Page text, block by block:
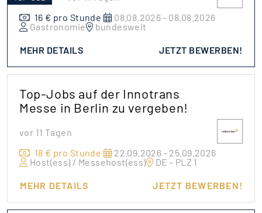
16 € pro Stunde
08.08.2026 - 08.08.2026
Gastronomie
bundesweit
MEHR DETAILS JETZT BEWERBEN!
Top-Jobs auf der Innotrans
Messe in Berlin zu vergeben!
vor 11 Tagen
18 € pro Stunde
22.09.2026 - 25.09.2026
Host(ess) / Messehost(ess)
DE - PLZ 1
MEHR DETAILS JETZT BEWERBEN!